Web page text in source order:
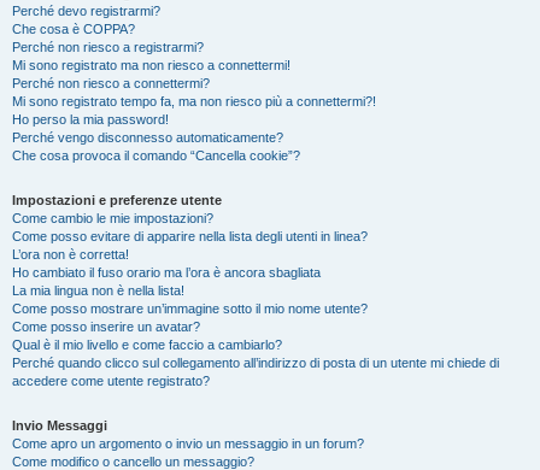
Perché devo registrarmi?
Che cosa è COPPA?
Perché non riesco a registrarmi?
Mi sono registrato ma non riesco a connettermi!
Perché non riesco a connettermi?
Mi sono registrato tempo fa, ma non riesco più a connettermi?!
Ho perso la mia password!
Perché vengo disconnesso automaticamente?
Che cosa provoca il comando “Cancella cookie”?
Impostazioni e preferenze utente
Come cambio le mie impostazioni?
Come posso evitare di apparire nella lista degli utenti in linea?
L’ora non è corretta!
Ho cambiato il fuso orario ma l’ora è ancora sbagliata
La mia lingua non è nella lista!
Come posso mostrare un’immagine sotto il mio nome utente?
Come posso inserire un avatar?
Qual è il mio livello e come faccio a cambiarlo?
Perché quando clicco sul collegamento all’indirizzo di posta di un utente mi chiede di
accedere come utente registrato?
Invio Messaggi
Come apro un argomento o invio un messaggio in un forum?
Come modifico o cancello un messaggio?